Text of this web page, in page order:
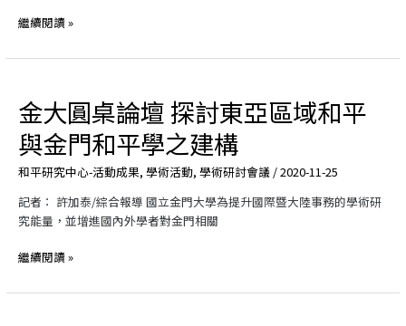
未
學
術
研
討
會
和
疫
全
球
化
平
國
術
研
討
會
建
構
金
門
和
繼續閱讀 »
金大圓桌論壇 探討東亞區域和平
與金門和平學之建構
和平研究中心-活動成果, 學術活動, 學術研討會議/2020-11-25
記者： 許加泰/綜合報導 國立金門大學為提升國際暨大陸事務的學術研
究能量，並增進國內外學者對金門相關
金
大
圓
桌
論
壇
探
東
區
繼續閱讀 »